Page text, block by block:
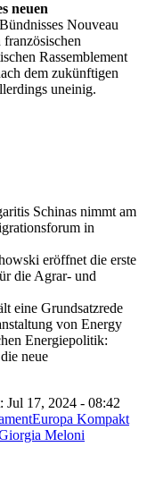
neuen
Nouveau
Rassemblement
dem zukünftigen
uneinig.
Schinas nimmt am
in
eröffnet die erste
die Agrar- und
eine Grundsatzrede
von Energy
Energiepolitik:
neue
Jul 17, 2024 - 08:42
Europa Kompakt
Meloni